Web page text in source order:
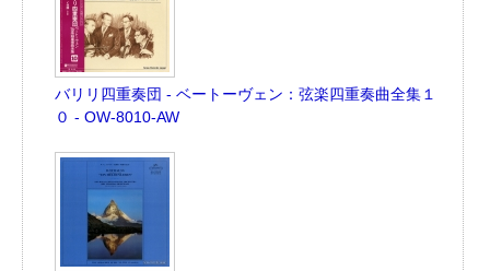
バリリ四重奏団 - ベートーヴェン：弦楽四重奏曲全集１
０ - OW-8010-AW